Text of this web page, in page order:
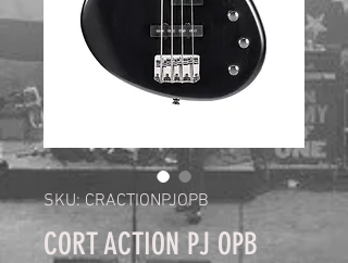
SKU: CRACTIONPJOPB
CORT ACTION PJ OPB